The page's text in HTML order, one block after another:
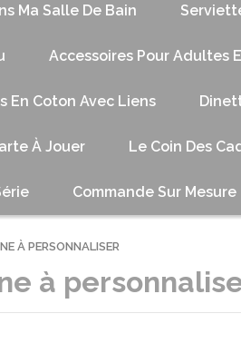
Ma Salle De Bain
Accessoires Pour Adultes
En Coton Avec Liens
À Jouer Le Coin Des
Commande Sur Mesure
À PERSONNALISER
à